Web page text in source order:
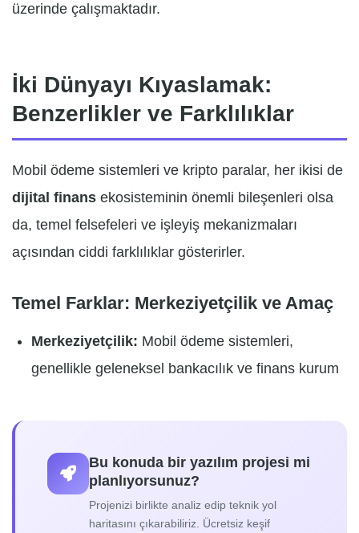
üzerinde çalışmaktadır.
İki Dünyayı Kıyaslamak:
Benzerlikler ve Farklılıklar
Mobil ödeme sistemleri ve kripto paralar, her ikisi de
dijital finans ekosisteminin önemli bileşenleri olsa
da, temel felsefeleri ve işleyiş mekanizmaları
açısından ciddi farklılıklar gösterirler.
Temel Farklar: Merkeziyetçilik ve Amaç
Merkeziyetçilik: Mobil ödeme sistemleri,
genellikle geleneksel bankacılık ve finans kurum
Bu konuda bir yazılım projesi mi
planlıyorsunuz?
Projenizi birlikte analiz edip teknik yol
haritasını çıkarabiliriz. Ücretsiz keşif